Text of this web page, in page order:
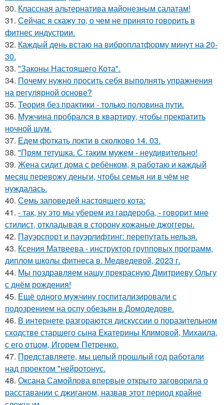
30. Классная альтернатива майонезным салатам!
31. Сейчас я скажу то, о чем не принято говорить в
фитнес индустрии.
32. Каждый день встаю на виброплатформу минут на 20-
30.
33. "Законы Настоящего Кота".
34. Почему нужно просить себя выполнять упражнения
на регулярной основе?
35. Теория без практики - только половина пути.
36. Мужчина пробрался в квартиру, чтобы прекратить
ночной шум.
37. Едем фоткать локти в сколково 14. 03.
38. "Прям тетушка. С таким мужем - неудивительно!
39. Жена сидит дома с ребёнком, я работаю и каждый
месяц перевожу деньги, чтобы семья ни в чём не
нуждалась.
40. Семь заповедей настоящего кота:
41. - так, ну это мы уберем из гардероба, - говорит мне
стилист, откладывая в сторону кожаные джоггеры.
42. Пауэрспорт и пауэрлифтинг: перепутать нельзя.
43. Ксения Матвеева - инструктор групповых программ,
диплом школы фитнеса в. Медведевой, 2023 г.
44. Мы поздравляем нашу прекрасную Дмитриеву Ольгу
с днём рождения!
45. Ещё одного мужчину госпитализировали с
подозрением на оспу обезьян в Домодедове.
46. В интернете разгораются дискуссии о поразительном
сходстве старшего сына Екатерины Климовой, Михаила,
с его отцом, Игорем Петренко.
47. Представляете, мы целый прошлый год работали
над проектом "нейротонус.
48. Оксана Самойлова впервые открыто заговорила о
расставании с джиганом, назвав этот период крайне